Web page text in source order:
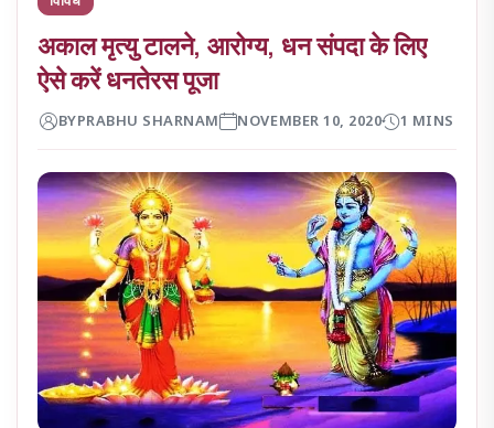
अकाल मृत्यु टालने, आरोग्य, धन संपदा के लिए
ऐसे करें धनतेरस पूजा
BYPRABHU SHARNAM NOVEMBER 10, 2020 1 MINS